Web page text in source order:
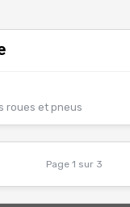
roues et pneus
Page 1 sur 3